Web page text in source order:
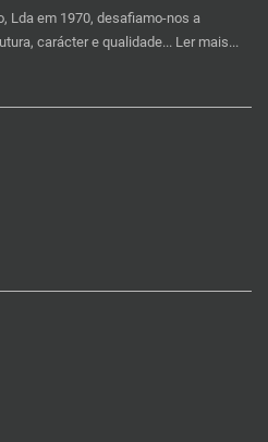
Lda em 1970, desafiamo-nos a
carácter e qualidade... Ler mais...